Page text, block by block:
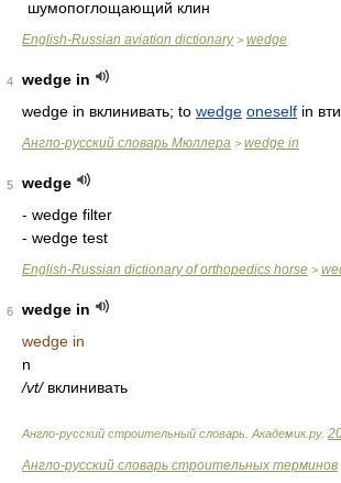
шумопоглощающий клин
English-Russian aviation dictionary> wedge
4
wedge in
wedge in вклинивать; to wedge oneself in
Англо-русский словарь Мюллера > wedge in
5
wedge
- wedge filter
- wedge test
English-Russian dictionary of orthopedics horse >
6
wedge in
wedge in
n
/vt/вклинивать
Англо-русский строительный словарь Академик.ру.
Англо-русский словарь строительных терминов